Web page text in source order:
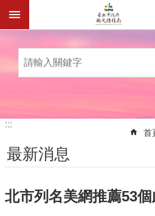
跳到主要內容區塊
:::
:::
首
最新消息
北市列名美網推薦53